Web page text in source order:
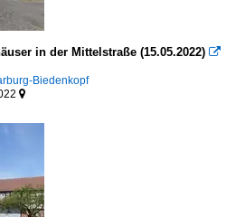
in der Mittelstraße (15.05.2022) 
Biedenkopf
